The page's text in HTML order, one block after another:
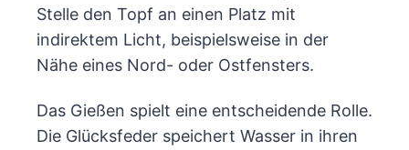
Stelle den Topf an einen Platz mit
indirektem Licht, beispielsweise in der
Nähe eines Nord- oder Ostfensters.
Das Gießen spielt eine entscheidende Rolle.
Die Glücksfeder speichert Wasser in ihren